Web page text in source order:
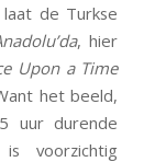
de Turkse
, hier
Upon a Time
het beeld,
uur durende
voorzichtig